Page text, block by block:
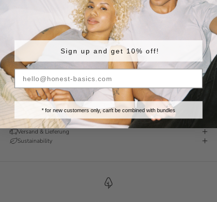
Abendessen – das ist das Shirt, das du diesen Sommer jeden Tag anziehen
Material:70 % Bio-Baumwolle, 30 % recycelte Baumwolle.
Schnitt:
Klassische Oversize-Silhouette, inspiriert von unserem Bestseller-
Passform:Entspannte, lockere Passform.
Stil & Passform
Modell:Pablo ist 189 cm groß und trägt Größe L in den Farben Denim,
Limestone und Weiß.
Bewertungen
Versand & Lieferung
Sustainability
Sign up and get 10% off!
* for new customers only, can't be combined with bundles